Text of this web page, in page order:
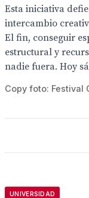
Esta iniciativa
intercambio
El fin, conseguir
estructural y
nadie fuera. Hoy
Copy foto: Festival
UNIVERSIDAD